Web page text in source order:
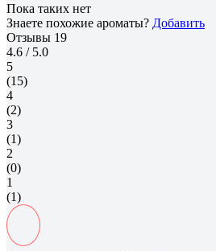
Пока таких нет
Знаете похожие ароматы? Добавить
Отзывы 19
4.6 / 5.0
5
(15)
4
(2)
3
(1)
2
(0)
1
(1)